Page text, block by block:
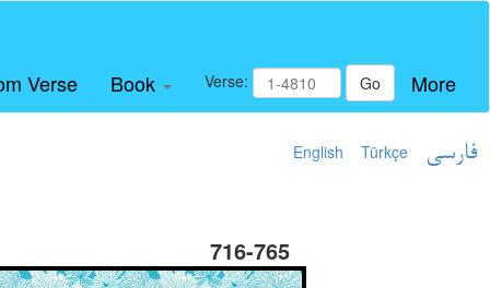
Verse Book Verse: Go More
English Türkçe فارسی
716-765